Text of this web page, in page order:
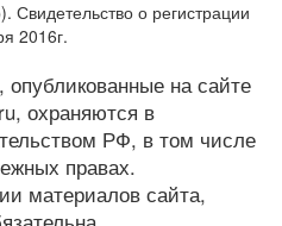
Свидетельство о регистрации
2016г.
на сайте
охраняются в
РФ, в том числе
правах.
материалов сайта,